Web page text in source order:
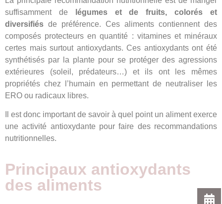
suffisamment de
légumes et de fruits, colorés et
diversifiés de préférence. Ces aliments contiennent des
composés protecteurs en quantité : vitamines et minéraux
certes mais surtout antioxydants. Ces antioxydants ont été
synthétisés par la plante pour se protéger des agressions
extérieures (soleil, prédateurs…) et ils ont les mêmes
propriétés chez l’humain en permettant de neutraliser les
ERO ou radicaux libres.
Il est donc important de savoir à quel point un aliment exerce
une activité antioxydante pour faire des recommandations
nutritionnelles.
Principaux antioxydants
des aliments